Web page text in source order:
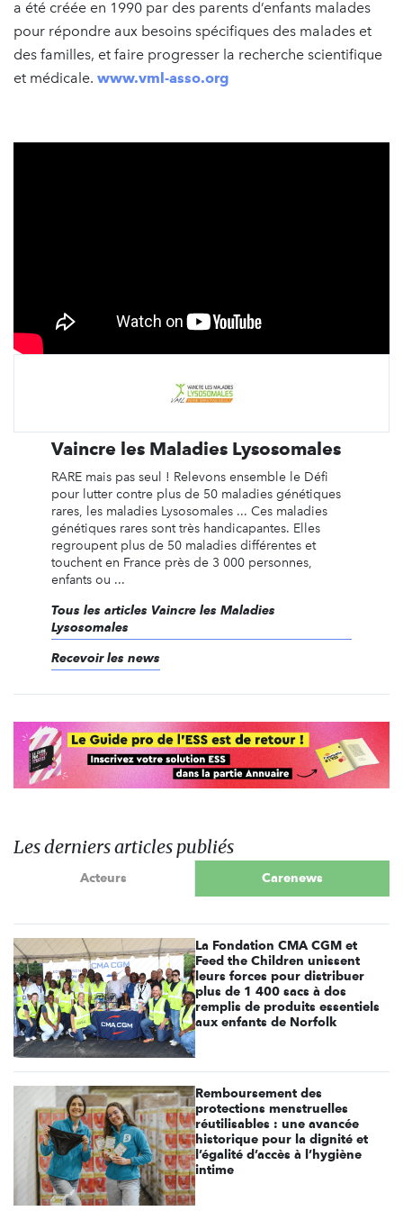
a été créée en 1990 par des parents d’enfants malades
pour répondre aux besoins spécifiques des malades et
des familles, et faire progresser la recherche scientifique
et médicale. www.vml-asso.org
Vaincre les Maladies Lysosomales
RARE mais pas seul ! Relevons ensemble le Défi
pour lutter contre plus de 50 maladies génétiques
rares, les maladies Lysosomales ... Ces maladies
génétiques rares sont très handicapantes. Elles
regroupent plus de 50 maladies différentes et
touchent en France près de 3 000 personnes,
enfants ou ...
Tous les articles Vaincre les Maladies
Lysosomales
Recevoir les news
Les derniers articles publiés
Acteurs Carenews
La Fondation CMA CGM et
Feed the Children unissent
leurs forces pour distribuer
plus de 1 400 sacs à dos
remplis de produits essentiels
aux enfants de Norfolk
Remboursement des
protections menstruelles
réutilisables : une avancée
historique pour la dignité et
l’égalité d’accès à l’hygiène
intime